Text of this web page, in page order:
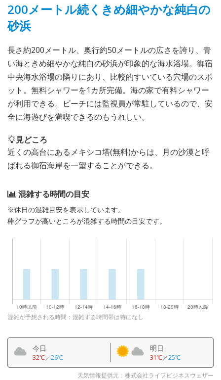
200メートル続くきめ細やかな純白の
砂浜
長さ約200メートル、奥行約50メートルの広さを誇り、青
い海ときめ細やかな純白の砂浜が印象的な海水浴場。御宿
中央海水浴場の隣りにあり、比較的すいている穴場のスポ
ット。無料シャワーを1カ所完備。海の家で有料シャワー
が利用できる。ビーチには監視員が常駐しているので、安
全に海遊びを満喫できるのもうれしい。
見どころ
近くの高台にあるメキシコ塔(無料)からは、月の沙漠と呼
ばれる御宿海岸を一望することができる。
混雑する時間の目安
※休日の混雑目安を表示しています。
棒グラフが高いところが混雑する時間の目安です。
混雑が予想される時間：混雑する時間帯は特になし
今日
32℃／26℃
明日
31℃／25℃
天気情報提供元：株式会社ライフビジネスウェザー